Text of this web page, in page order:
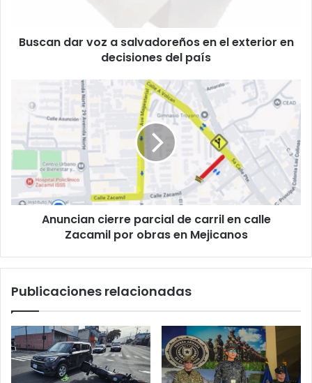
decisiones
Buscan dar voz a salvadoreños en el exterior en
decisiones del país
cierre
parcial
carril
calle
Zacamil
por
Anuncian cierre parcial de carril en calle
Zacamil por obras en Mejicanos
Publicaciones relacionadas